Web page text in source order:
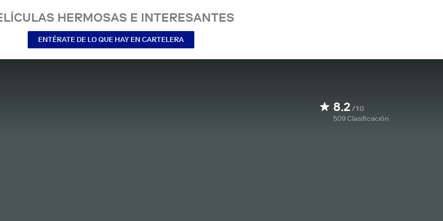
HERMOSAS E INTERESANTES
ENTÉRATE DE LO QUE HAY EN CARTELERA
8.2/10
509Clasificación